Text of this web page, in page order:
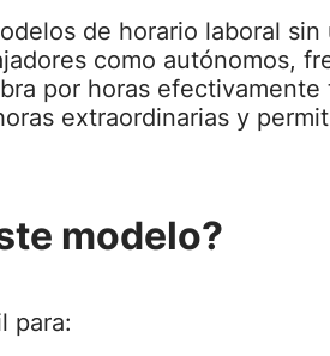
de horario laboral
como autónomos,
por horas efectivamente
extraordinarias y
modelo?
para: